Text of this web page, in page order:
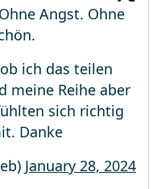
Angst. Ohne
ich das teilen
meine Reihe aber
sich richtig
Danke
January 28, 2024